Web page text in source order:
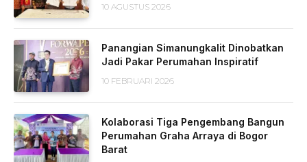
10 AGUSTUS 2026
Panangian Simanungkalit Dinobatkan
Jadi Pakar Perumahan Inspiratif
10 FEBRUARI 2026
Kolaborasi Tiga Pengembang Bangun
Perumahan Graha Arraya di Bogor
Barat